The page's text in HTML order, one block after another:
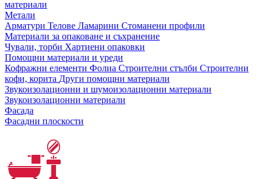
материали
Метали
Арматури Телове Ламарини Стоманени профили
Материали за опаковане и съхранение
Чували, торби Хартиени опаковки
Помощни материали и уреди
Кофражни елементи Фолиа Строителни стълби Строителни
кофи, корита Други помощни материали
Звукоизолационни и шумоизолационни материали
Звукоизолационни материали
Фасада
Фасадни плоскости